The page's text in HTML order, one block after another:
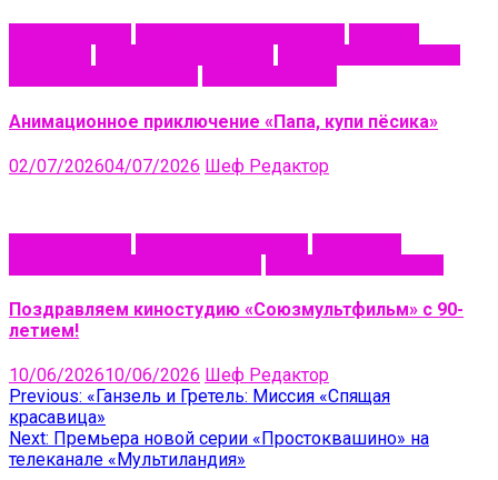
Анимационное приключение «Папа, купи пёсика»
02/07/202604/07/2026 Шеф Редактор
Поздравляем киностудию «Союзмультфильм» с 90-
летием!
10/06/202610/06/2026 Шеф Редактор
Навигация
по
записям
Previous: «Ганзель и Гретель: Миссия «Спящая
красавица»
Next: Премьера новой серии «Простоквашино» на
телеканале «Мультиландия»